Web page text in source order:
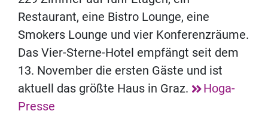
Restaurant, eine Bistro Lounge, eine
Smokers Lounge und vier Konferenzräume.
Das Vier-Sterne-Hotel empfängt seit dem
13. November die ersten Gäste und ist
aktuell das größte Haus in Graz.
Hoga-
Presse